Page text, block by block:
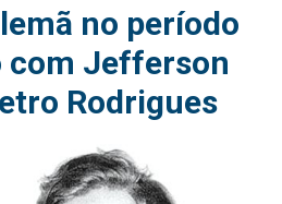
no período
com Jefferson
Rodrigues